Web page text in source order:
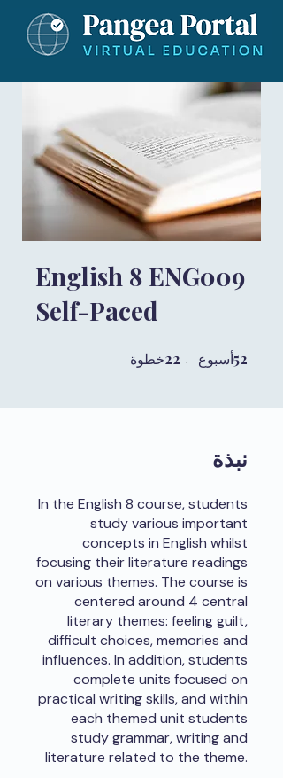
English 8 ENG009
Self-Paced
52أسبوع 22خطوة
نبذة
In the English 8 course, students
study various important
concepts in English whilst
focusing their literature readings
on various themes. The course is
centered around 4 central
literary themes: feeling guilt,
difficult choices, memories and
influences. In addition, students
complete units focused on
practical writing skills, and within
each themed unit students
study grammar, writing and
literature related to the theme.